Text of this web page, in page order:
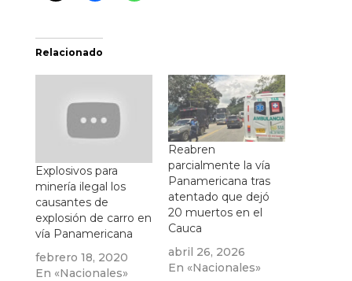
Relacionado
Explosivos para
minería ilegal los
causantes de
explosión de carro en
vía Panamericana
febrero 18, 2020
En «Nacionales»
Reabren
parcialmente la vía
Panamericana tras
atentado que dejó
20 muertos en el
Cauca
abril 26, 2026
En «Nacionales»